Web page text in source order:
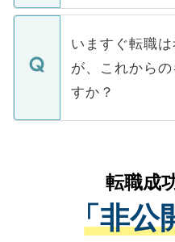
関を公にしてし
に、医療機関が
みを人材紹介会
ています。
定を承諾する必
の辞退の連絡は
個人情報が漏え
で、ご安心くだ
などで収集した
ご本人のキャリ
支援を目的に使
ているすべての
は、個人情報の
管理基準を満た
る、プライバシ
いますぐ転職
が、これから
すか？
かがいして、現
経験をまじえな
させていただき
ない方には、長
転職成
「非公